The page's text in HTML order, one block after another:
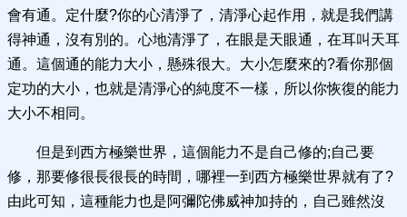
會有通。定什麼?你的心清淨了，清淨心起作用，就是我們講
得神通，沒有別的。心地清淨了，在眼是天眼通，在耳叫天耳
通。這個通的能力大小，懸殊很大。大小怎麼來的?看你那個
定功的大小，也就是清淨心的純度不一樣，所以你恢復的能力
大小不相同。
但是到西方極樂世界，這個能力不是自己修的;自己要
修，那要修很長很長的時間，哪裡一到西方極樂世界就有了?
由此可知，這種能力也是阿彌陀佛威神加持的，自己雖然沒